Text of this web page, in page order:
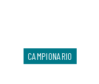
CAMPIONARIO